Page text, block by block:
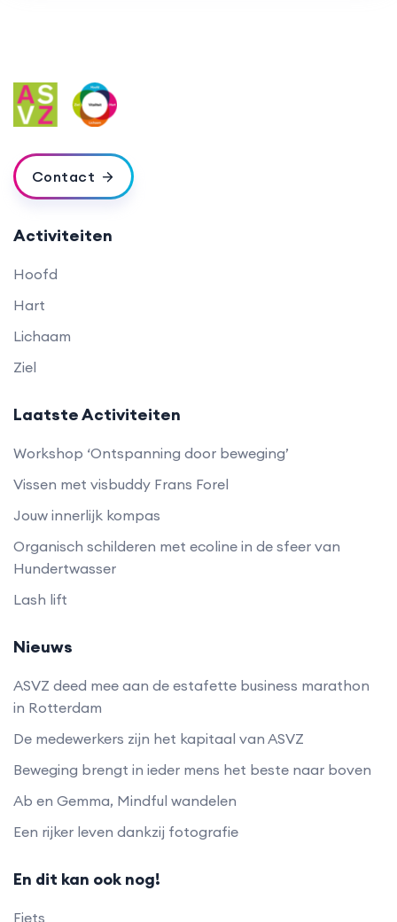
Contact
Activiteiten
Hoofd
Hart
Lichaam
Ziel
Laatste Activiteiten
Workshop ‘Ontspanning door beweging’
Vissen met visbuddy Frans Forel
Jouw innerlijk kompas
Organisch schilderen met ecoline in de sfeer van
Hundertwasser
Lash lift
Nieuws
ASVZ deed mee aan de estafette business marathon
in Rotterdam
De medewerkers zijn het kapitaal van ASVZ
Beweging brengt in ieder mens het beste naar boven
Ab en Gemma, Mindful wandelen
Een rijker leven dankzij fotografie
En dit kan ook nog!
Fiets